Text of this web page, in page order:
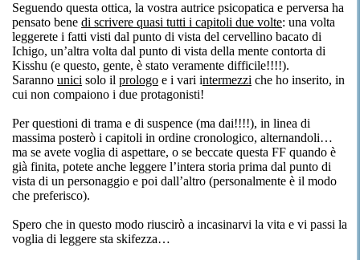
Seguendo questa ottica, la vostra autrice psicopatica e perversa ha
pensato bene di scrivere quasi tutti i capitoli due volte: una volta
leggerete i fatti visti dal punto di vista del cervellino bacato di
Ichigo, un’altra volta dal punto di vista della mente contorta di
Kisshu (e questo, gente, è stato veramente difficile!!!!).
Saranno unici solo il prologo e i vari intermezzi che ho inserito, in
cui non compaiono i due protagonisti!
Per questioni di trama e di suspence (ma dai!!!!), in linea di
massima posterò i capitoli in ordine cronologico, alternandoli…
ma se avete voglia di aspettare, o se beccate questa FF quando è
già finita, potete anche leggere l’intera storia prima dal punto di
vista di un personaggio e poi dall’altro (personalmente è il modo
che preferisco).
Spero che in questo modo riuscirò a incasinarvi la vita e vi passi la
voglia di leggere sta skifezza…